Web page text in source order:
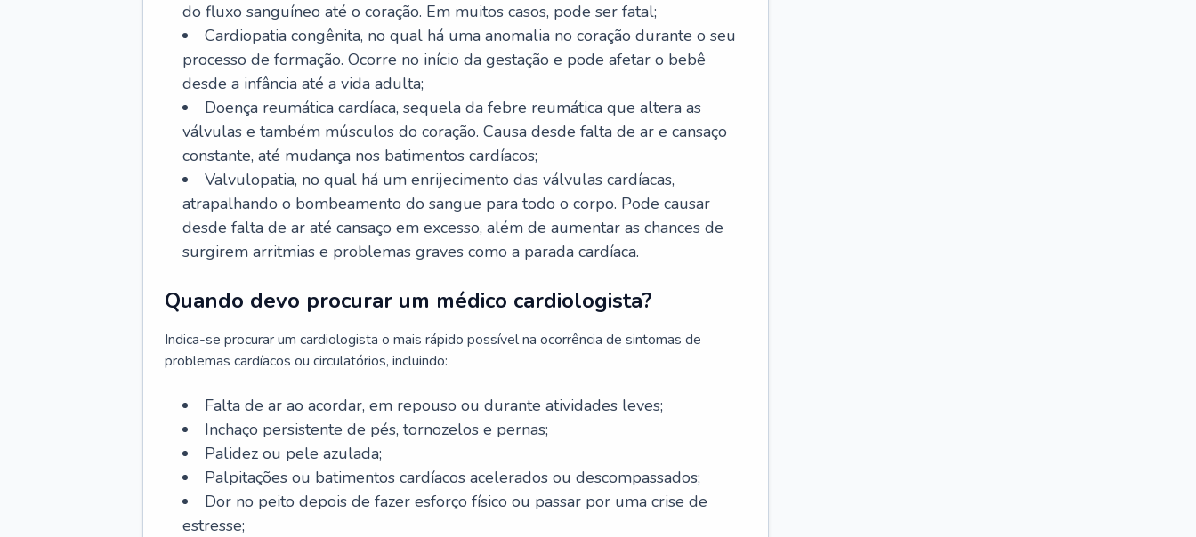
do fluxo sanguíneo até o coração. Em muitos casos, pode ser fatal;
Cardiopatia congênita, no qual há uma anomalia no coração durante o seu
processo de formação. Ocorre no início da gestação e pode afetar o bebê
desde a infância até a vida adulta;
Doença reumática cardíaca, sequela da febre reumática que altera as
válvulas e também músculos do coração. Causa desde falta de ar e cansaço
constante, até mudança nos batimentos cardíacos;
Valvulopatia, no qual há um enrijecimento das válvulas cardíacas,
atrapalhando o bombeamento do sangue para todo o corpo. Pode causar
desde falta de ar até cansaço em excesso, além de aumentar as chances de
surgirem arritmias e problemas graves como a parada cardíaca.
Quando devo procurar um médico cardiologista?
Indica-se procurar um cardiologista o mais rápido possível na ocorrência de sintomas de
problemas cardíacos ou circulatórios, incluindo:
Falta de ar ao acordar, em repouso ou durante atividades leves;
Inchaço persistente de pés, tornozelos e pernas;
Palidez ou pele azulada;
Palpitações ou batimentos cardíacos acelerados ou descompassados;
Dor no peito depois de fazer esforço físico ou passar por uma crise de
estresse;